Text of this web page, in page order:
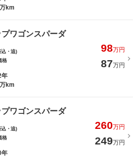
km
プワゴンスパーダ
込・追)
98万円
格
87万円
年
km
プワゴンスパーダ
込・追)
260万円
格
249万円
年